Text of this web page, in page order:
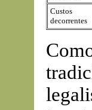
Custos
decorrentes